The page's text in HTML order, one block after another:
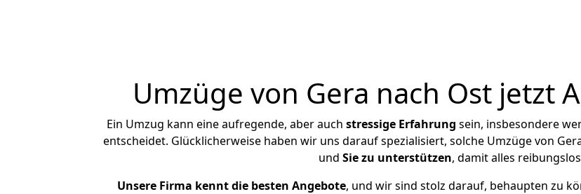
Umzüge von Gera nach Ost jetzt
Ein Umzug kann eine aufregende, aber auch stressige Erfahrung sein, insbesondere
entscheidet. Glücklicherweise haben wir uns darauf spezialisiert, solche Umzüge von
und Sie zu unterstützen, damit alles
Unsere Firma kennt die besten Angebote, und wir sind stolz darauf, behaupten zu